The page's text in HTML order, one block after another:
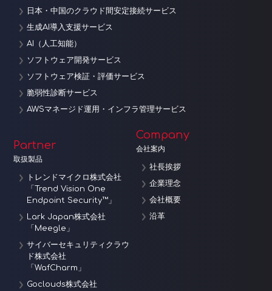
日本・中国のクラウド間安定接続サービス
生成AI導入支援サービス
AI（人工知能）
ソフトウェア開発サービス
ソフトウェア検証・評価サービス
脆弱性診断サービス
AWSマネージド運用・インフラ管理サービス
Partner
取扱製品
トレンドマイクロ株式会社
「Trend Vision One
Endpoint Security™」
Lark Japan株式会社
「Meegle」
サイバーセキュリティクラウ
ド株式会社
「WafCharm」
Goclouds株式会社
Company
会社案内
社長挨拶
企業理念
会社概要
沿革